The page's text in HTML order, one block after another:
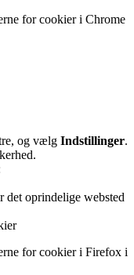
for cookier i Chrome
og vælg Indstillinger.
det oprindelige websted
for cookier i Firefox i